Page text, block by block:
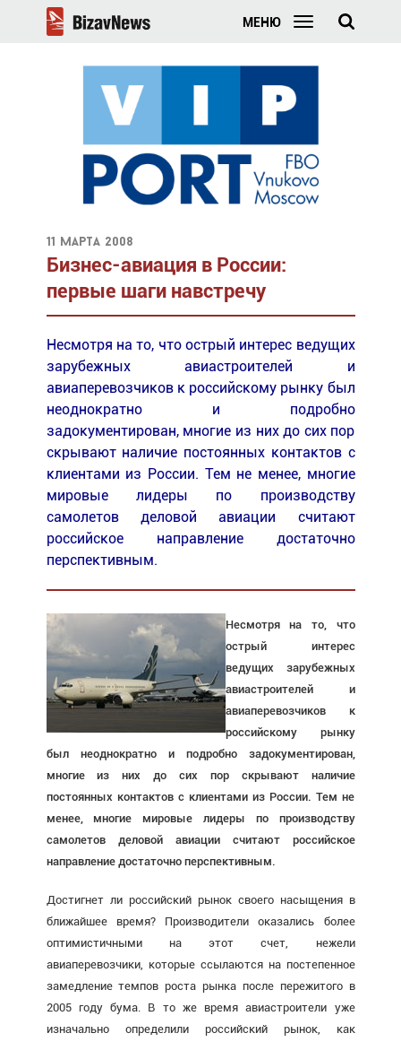
МЕНЮ
11 марта 2008
Бизнес-авиация в России:
первые шаги навстречу
Несмотря на то, что острый интерес ведущих
зарубежных авиастроителей и
авиаперевозчиков к российскому рынку был
неоднократно и подробно
задокументирован, многие из них до сих пор
скрывают наличие постоянных контактов с
клиентами из России. Тем не менее, многие
мировые лидеры по производству
самолетов деловой авиации считают
российское направление достаточно
перспективным.
Несмотря на то, что
острый интерес
ведущих зарубежных
авиастроителей и
авиаперевозчиков к
российскому рынку
был неоднократно и подробно задокументирован,
многие из них до сих пор скрывают наличие
постоянных контактов с клиентами из России. Тем не
менее, многие мировые лидеры по производству
самолетов деловой авиации считают российское
направление достаточно перспективным.
Достигнет ли российский рынок своего насыщения в
ближайшее время? Производители оказались более
оптимистичными на этот счет, нежели
авиаперевозчики, которые ссылаются на постепенное
замедление темпов роста рынка после пережитого в
2005 году бума. В то же время авиастроители уже
изначально определили российский рынок, как